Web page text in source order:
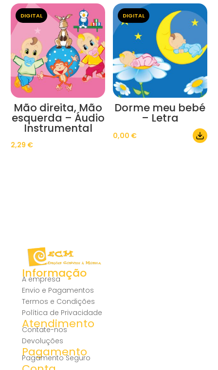
DIGITAL
Mão direita, Mão
esquerda – Áudio
Instrumental
2,29 €
DIGITAL
Dorme meu bebé
– Letra
0,00 €
Informação
A empresa
Envio e Pagamentos
Termos e Condições
Política de Privacidade
Atendimento
Contate-nos
Devoluções
Pagamento
Pagamento Seguro